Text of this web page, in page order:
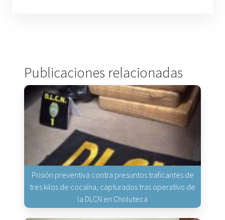
Publicaciones relacionadas
Prisión preventiva contra presuntos traficantes de
tres kilos de cocaína, capturados tras operativo de
la DLCN en Choluteca